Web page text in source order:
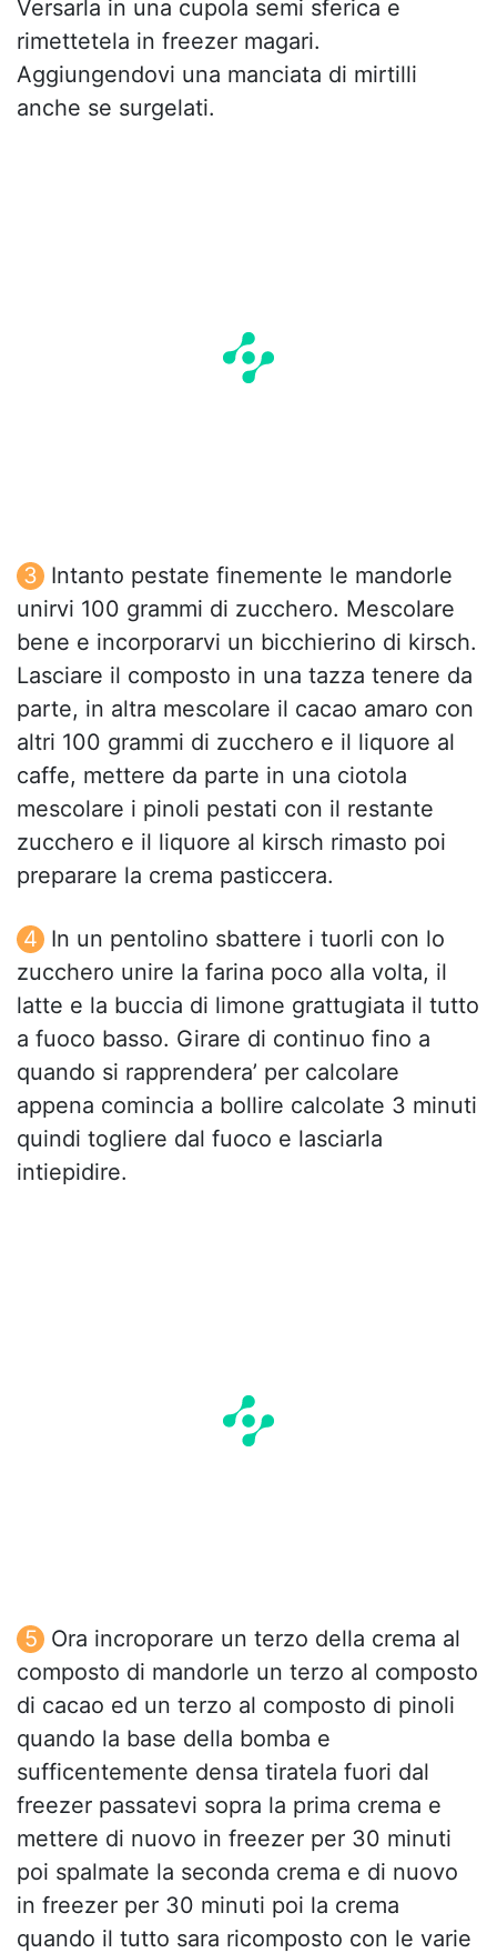
Versarla in una cupola semi sferica e
rimettetela in freezer magari.
Aggiungendovi una manciata di mirtilli
anche se surgelati.
Intanto pestate finemente le mandorle
unirvi 100 grammi di zucchero. Mescolare
bene e incorporarvi un bicchierino di kirsch.
Lasciare il composto in una tazza tenere da
parte, in altra mescolare il cacao amaro con
altri 100 grammi di zucchero e il liquore al
caffe, mettere da parte in una ciotola
mescolare i pinoli pestati con il restante
zucchero e il liquore al kirsch rimasto poi
preparare la crema pasticcera.
In un pentolino sbattere i tuorli con lo
zucchero unire la farina poco alla volta, il
latte e la buccia di limone grattugiata il tutto
a fuoco basso. Girare di continuo fino a
quando si rapprendera’ per calcolare
appena comincia a bollire calcolate 3 minuti
quindi togliere dal fuoco e lasciarla
intiepidire.
Ora incroporare un terzo della crema al
composto di mandorle un terzo al composto
di cacao ed un terzo al composto di pinoli
quando la base della bomba e
sufficentemente densa tiratela fuori dal
freezer passatevi sopra la prima crema e
mettere di nuovo in freezer per 30 minuti
poi spalmate la seconda crema e di nuovo
in freezer per 30 minuti poi la crema
quando il tutto sara ricomposto con le varie